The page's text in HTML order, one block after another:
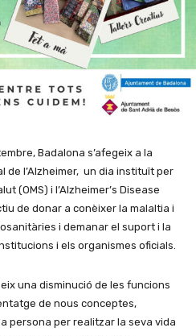
Badalona s’afegeix a la
de l’Alzheimer, un dia instituït per
(OMS) i l’Alzheimer’s Disease
de donar a conèixer la malaltia i
i demanar el suport i la
i els organismes oficials.
una disminució de les funcions
de nous conceptes,
persona per realitzar la seva vida